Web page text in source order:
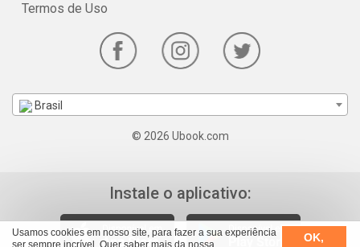
Usamos cookies em nosso site, para fazer a sua experiência
ser sempre incrível. Quer saber mais da nossa
OK,
Termos de Uso
Brasil
© 2026 Ubook.com
Instale o aplicativo: